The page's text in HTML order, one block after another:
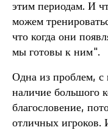
этим периодам. И
можем
что когда они
мы готовы к ним".
Одна из проблем, с
наличие большого
благословение,
отличных игроков.